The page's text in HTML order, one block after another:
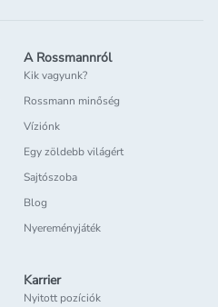
A Rossmannról
Kik vagyunk?
Rossmann minőség
Víziónk
Egy zöldebb világért
Sajtószoba
Blog
Nyereményjáték
Karrier
Nyitott pozíciók